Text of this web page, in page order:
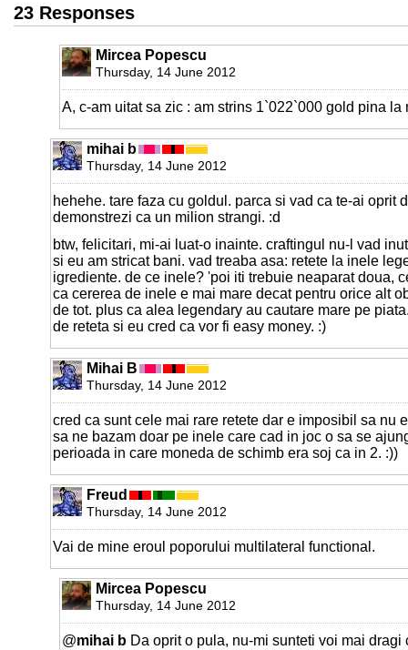
23 Responses
Mircea Popescu
Thursday, 14 June 2012
A, c-am uitat sa zic : am strins 1`022`000 gold pina la
mihai b
Thursday, 14 June 2012
hehehe. tare faza cu goldul. parca si vad ca te-ai oprit
demonstrezi ca un milion strangi. :d
btw, felicitari, mi-ai luat-o inainte. craftingul nu-l vad
si eu am stricat bani. vad treaba asa: retete la inele
igrediente. de ce inele? 'poi iti trebuie neaparat doua,
ca cererea de inele e mai mare decat pentru orice alt
de tot. plus ca alea legendary au cautare mare pe
de reteta si eu cred ca vor fi easy money. :)
Mihai B
Thursday, 14 June 2012
cred ca sunt cele mai rare retete dar e imposibil sa nu
sa ne bazam doar pe inele care cad in joc o sa se
perioada in care moneda de schimb era soj ca in 2. :))
Freud
Thursday, 14 June 2012
Vai de mine eroul poporului multilateral functional.
Mircea Popescu
Thursday, 14 June 2012
@mihai b Da oprit o pula, nu-mi sunteti voi mai dragi